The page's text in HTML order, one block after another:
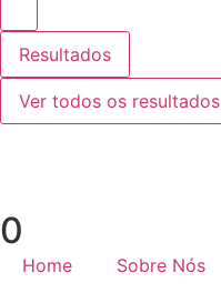
Resultados
Ver todos os resultados
0
Home Sobre Nós